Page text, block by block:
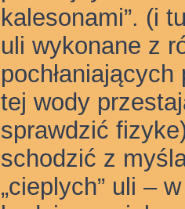
kalesonami”. (i
uli wykonane z
tej wody
sprawdzić
schodzić z
„cieplych” uli –